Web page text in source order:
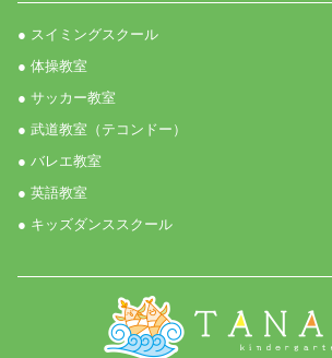
● スイミングスクール
● 体操教室
● サッカー教室
● 武道教室（テコンドー）
● バレエ教室
● 英語教室
● キッズダンススクール